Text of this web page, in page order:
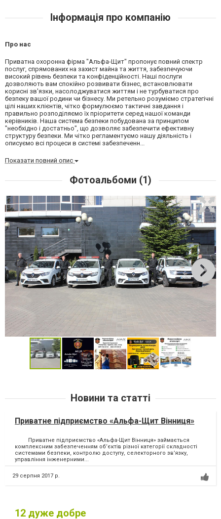
Інформація про компанію
Про нас
Приватна охоронна фірма "Альфа-Щит" пропонує повний спектр
послуг, спрямованих на захист майна та життя, забезпечуючи
високий рівень безпеки та конфіденційності. Наші послуги
дозволяють вам спокійно розвивати бізнес, встановлювати
корисні зв'язки, насолоджуватися життям і не турбуватися про
безпеку вашої родини чи бізнесу. Ми ретельно розуміємо стратегічні
цілі наших клієнтів, чітко формулюємо тактичні завдання і
правильно розподіляємо їх пріоритети серед нашої команди
керівників. Наша система безпеки побудована за принципом
"необхідно і достатньо", що дозволяє забезпечити ефективну
структуру безпеки. Ми чітко регламентуємо нашу діяльність і
описуємо всі процеси в системі забезпеченн...
Показати повний опис
Фотоальбоми (1)
Новини та статті
Приватне підприємство «Альфа-Щит Вінниця»
Приватне підприємство «Альфа-Щит Вінниця» займається
комплексним забезпеченням об’єктів різної категорії складності
системами безпеки, контролю доступу, селекторного зв’язку,
управління інженерними...
29 серпня 2017 р.
12 дуже добре